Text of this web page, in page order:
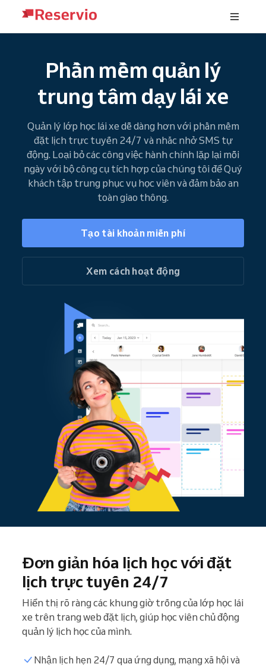
Phần mềm quản lý
trung tâm dạy lái xe
Quản lý lớp học lái xe dễ dàng hơn với phần mềm
đặt lịch trực tuyến 24/7 và nhắc nhở SMS tự
động. Loại bỏ các công việc hành chính lặp lại mỗi
ngày với bộ công cụ tích hợp của chúng tôi để Quý
khách tập trung phục vụ học viên và đảm bảo an
toàn giao thông.
Tạo tài khoản miễn phí
Xem cách hoạt động
Đơn giản hóa lịch học với đặt
lịch trực tuyến 24/7
Hiển thị rõ ràng các khung giờ trống của lớp học lái
xe trên trang web đặt lịch, giúp học viên chủ động
quản lý lịch học của mình.
Nhận lịch hẹn 24/7 qua ứng dụng, mạng xã hội và